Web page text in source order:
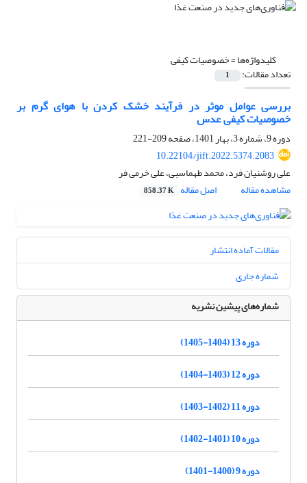
کلیدواژه‌ها =خصوصیات کیفی
تعداد مقالات: 1
بررسی عوامل موثر در فرآیند خشک کردن با هوای گرم بر
خصوصیات کیفی عدس
دوره 9، شماره 3، بهار 1401، صفحه
209-221
10.22104/jift.2022.5374.2083
علی روشنیان فرد، محمد طهماسبی، علی خرمی فر
مشاهده مقاله
اصل مقاله 858.37 K
مقالات آماده انتشار
شماره جاری
شماره‌های پیشین نشریه
دوره 13 (1404-1405)
دوره 12 (1403-1404)
دوره 11 (1402-1403)
دوره 10 (1401-1402)
دوره 9 (1400-1401)